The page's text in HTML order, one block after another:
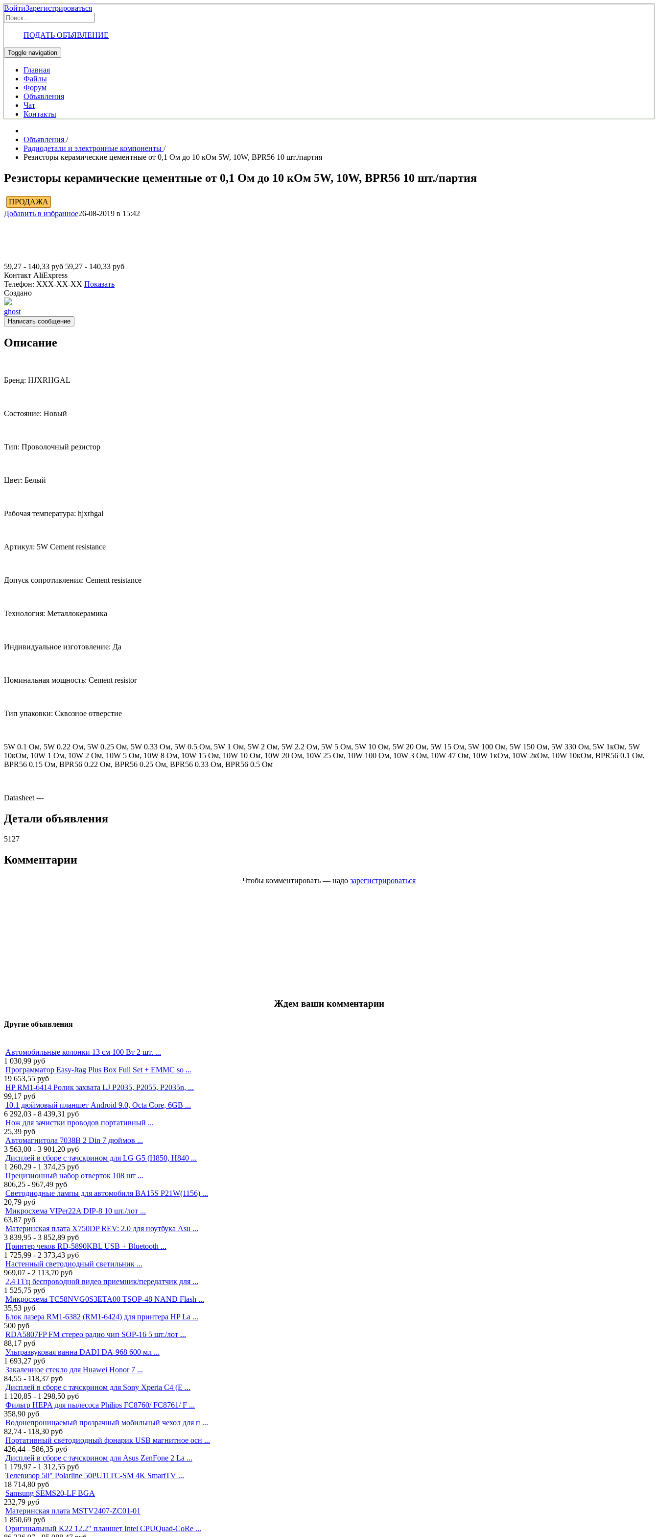
ВойтиЗарегистрироваться
ПОДАТЬ ОБЪЯВЛЕНИЕ
Toggle navigation
Главная
Файлы
Форум
Объявления
Чат
Контакты
Объявления /
Радиодетали и электронные компоненты /
Резисторы керамические цементные от 0,1 Ом до 10 кОм 5W, 10W, BPR56 10 шт./партия
Резисторы керамические цементные от 0,1 Ом до 10 кОм 5W, 10W, BPR56 10 шт./партия
ПРОДАЖА
Добавить в избранное26-08-2019 в 15:42
59,27 - 140,33 руб 59,27 - 140,33 руб
Контакт AliExpress
Телефон: XXX-XX-XX Показать
Создано
ghost
Написать сообщение
Описание
Бренд: HJXRHGAL
Состояние: Новый
Тип: Проволочный резистор
Цвет: Белый
Рабочая температура: hjxrhgal
Артикул: 5W Cement resistance
Допуск сопротивления: Cement resistance
Технология: Металлокерамика
Индивидуальное изготовление: Да
Номинальная мощность: Cement resistor
Тип упаковки: Сквозное отверстие
5W 0.1 Ом, 5W 0.22 Ом, 5W 0.25 Ом, 5W 0.33 Ом, 5W 0.5 Ом, 5W 1 Ом, 5W 2 Ом, 5W 2.2 Ом, 5W 5 Ом, 5W 10 Ом, 5W 20 Ом, 5W 15 Ом, 5W 100 Ом, 5W 150 Ом, 5W 330 Ом, 5W 1кОм, 5W
10кОм, 10W 1 Ом, 10W 2 Ом, 10W 5 Ом, 10W 8 Ом, 10W 15 Ом, 10W 10 Ом, 10W 20 Ом, 10W 25 Ом, 10W 100 Ом, 10W 3 Ом, 10W 47 Ом, 10W 1кОм, 10W 2кОм, 10W 10кОм, BPR56 0.1 Ом,
BPR56 0.15 Ом, BPR56 0.22 Ом, BPR56 0.25 Ом, BPR56 0.33 Ом, BPR56 0.5 Ом
Datasheet ---
Детали объявления
5127
Комментарии
Чтобы комментировать — надо зарегистрироваться
Ждем ваши комментарии
Другие объявления
Автомобильные колонки 13 см 100 Вт 2 шт. ...
1 030,99 руб
Программатор Easy-Jtag Plus Box Full Set + EMMC so ...
19 653,55 руб
HP RM1-6414 Ролик захвата LJ P2035, P2055, P2035n, ...
99,17 руб
10.1 дюймовый планшет Android 9.0, Octa Core, 6GB ...
6 292,03 - 8 439,31 руб
Нож для зачистки проводов портативный ...
25,39 руб
Автомагнитола 7038B 2 Din 7 дюймов ...
3 563,00 - 3 901,20 руб
Дисплей в сборе с тачскрином для LG G5 (H850, H840 ...
1 260,29 - 1 374,25 руб
Прецизионный набор отверток 108 шт ...
806,25 - 967,49 руб
Светодиодные лампы для автомобиля BA15S P21W(1156) ...
20,79 руб
Микросхема VIPer22A DIP-8 10 шт./лот ...
63,87 руб
Материнская плата X750DP REV: 2.0 для ноутбука Asu ...
3 839,95 - 3 852,89 руб
Принтер чеков RD-5890KBL USB + Bluetooth ...
1 725,99 - 2 373,43 руб
Настенный светодиодный светильник ...
969,07 - 2 113,70 руб
2,4 ГГц беспроводной видео приемник/передатчик для ...
1 525,75 руб
Микросхема TC58NVG0S3ETA00 TSOP-48 NAND Flash ...
35,53 руб
Блок лазера RM1-6382 (RM1-6424) для принтера HP La ...
500 руб
RDA5807FP FM стерео радио чип SOP-16 5 шт./лот ...
88,17 руб
Ультразвуковая ванна DADI DA-968 600 мл ...
1 693,27 руб
Закаленное стекло для Huawei Honor 7 ...
84,55 - 118,37 руб
Дисплей в сборе с тачскрином для Sony Xperia C4 (E ...
1 120,85 - 1 298,50 руб
Фильтр HEPA для пылесоса Philips FC8760/ FC8761/ F ...
358,90 руб
Водонепроницаемый прозрачный мобильный чехол для п ...
82,74 - 118,30 руб
Портативный светодиодный фонарик USB магнитное осн ...
426,44 - 586,35 руб
Дисплей в сборе с тачскрином для Asus ZenFone 2 La ...
1 179,97 - 1 312,55 руб
Телевизор 50" Polarline 50PU11TC-SM 4K SmartTV ...
18 714,80 руб
Samsung SEMS20-LF BGA
232,79 руб
Материнская плата MSTV2407-ZC01-01
1 850,69 руб
Оригинальный K22 12.2" планшет Intel CPUQuad-CoRe ...